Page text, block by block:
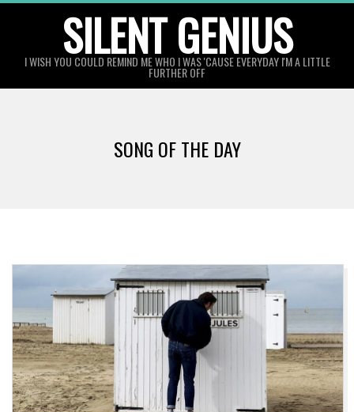
content
SILENT GENIUS
I WISH YOU COULD REMIND ME WHO I WAS 'CAUSE EVERYDAY I'M A LITTLE
FURTHER OFF
SONG OF THE DAY